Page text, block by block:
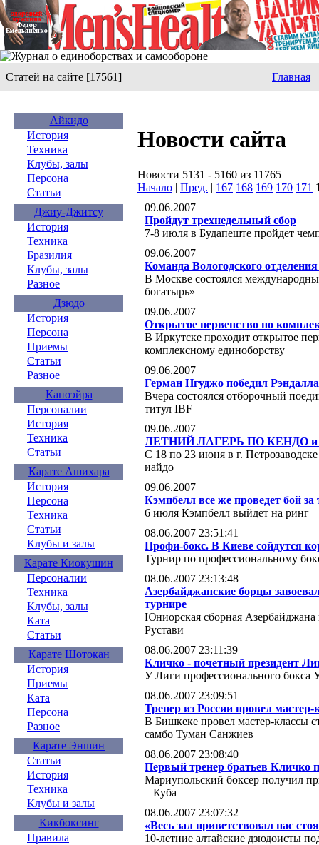
Статей на сайте [17561] Главная
Айкидо
История
Техника
Клубы, залы
Персона
Статьи
Джиу-Джитсу
История
Техника
Бразилия
Клубы, залы
Разное
Дзюдо
История
Персона
Приемы
Статьи
Разное
Капоэйра
Персоналии
История
Техника
Статьи
Карате Ашихара
История
Персона
Техника
Статьи
Клубы и залы
Карате Киокушин
Персоналии
Техника
Клубы, залы
Ката
Статьи
Карате Шотокан
История
Приемы
Ката
Персона
Разное
Карате Эншин
Статьи
История
Техника
Клубы и залы
Кикбоксинг
Правила
Новости сайта
Новости 5131 - 5160 из 11765
Начало | Пред. | 167 168 169 170 171
09.06.2007
Пройдут трехнедельный сбор
7-8 июля в Будапеште пройдет
09.06.2007
Команда Вологодского
В Москве состоялся
богатырь»
09.06.2007
Открытое первенство по
В Иркутске проходит открытое
комплексному единоборству
09.06.2007
Герман Нгуджо победил
Вчера состоялся отборочный
титул IBF
09.06.2007
ЛЕТНИЙ ЛАГЕРЬ ПО КЕНДО
С 18 по 23 июня в г.
иайдо
09.06.2007
Кэмпбелл все же проведет бой за
6 июля Кэмпбелл выйдет на ринг
08.06.2007 23:51:41
Профи-бокс. В Киеве сойдутся
Турнир по профессиональному
08.06.2007 23:13:48
Азербайджанские борцы
турнире
Юниорская сборная
Рустави
08.06.2007 23:11:39
Кличко - почетный президент
У Лиги профессионального бокса
08.06.2007 23:09:51
Тренер из России провел
В Бишкеке провел мастер-классы
самбо Туман Санжиев
08.06.2007 23:08:40
Первый тренер братьев Кличко
Мариупольский боксер получил
– Куба
08.06.2007 23:07:32
«Весь зал приветствовал нас
10-летние алтайские дзюдоисты